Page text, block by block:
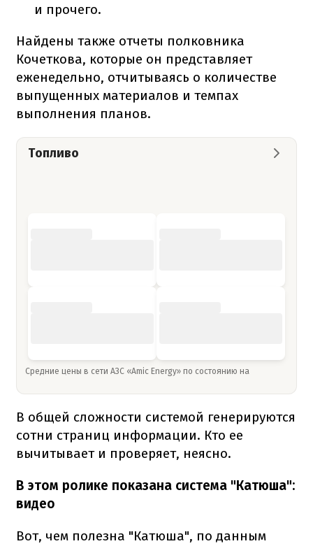
и прочего.
Найдены также отчеты полковника
Кочеткова, которые он представляет
еженедельно, отчитываясь о количестве
выпущенных материалов и темпах
выполнения планов.
Топливо
Средние цены в сети АЗС «Amic Energy» по состоянию на
В общей сложности системой генерируются
сотни страниц информации. Кто ее
вычитывает и проверяет, неясно.
В этом ролике показана система "Катюша":
видео
Вот, чем полезна "Катюша", по данным